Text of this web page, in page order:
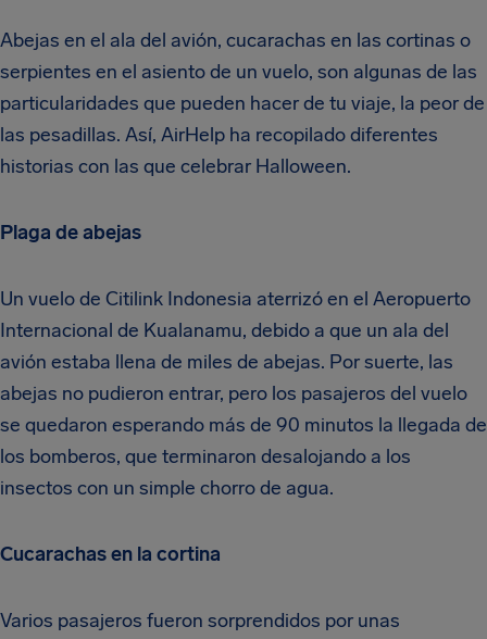
Abejas en el ala del avión, cucarachas en las cortinas o
serpientes en el asiento de un vuelo, son algunas de las
particularidades que pueden hacer de tu viaje, la peor de
las pesadillas. Así, AirHelp ha recopilado diferentes
historias con las que celebrar Halloween.
Plaga de abejas
Un vuelo de Citilink Indonesia aterrizó en el Aeropuerto
Internacional de Kualanamu, debido a que un ala del
avión estaba llena de miles de abejas. Por suerte, las
abejas no pudieron entrar, pero los pasajeros del vuelo
se quedaron esperando más de 90 minutos la llegada de
los bomberos, que terminaron desalojando a los
insectos con un simple chorro de agua.
Cucarachas en la cortina
Varios pasajeros fueron sorprendidos por unas